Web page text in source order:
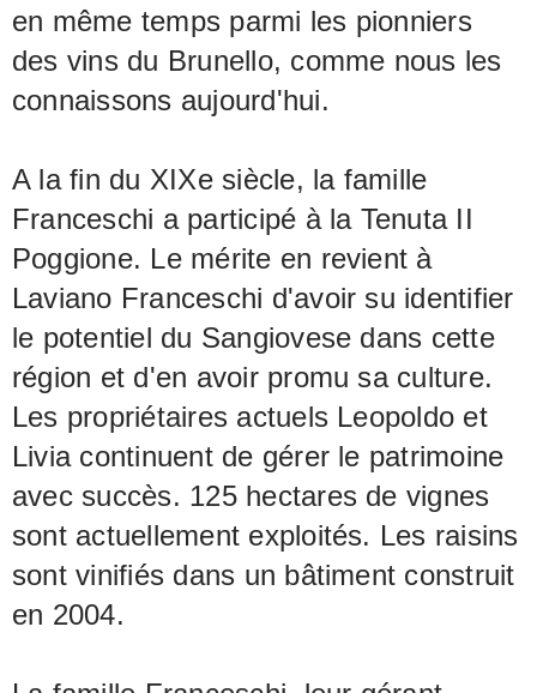
en même temps parmi les pionniers
des vins du Brunello, comme nous les
connaissons aujourd'hui.
A la fin du XIXe siècle, la famille
Franceschi a participé à la Tenuta II
Poggione. Le mérite en revient à
Laviano Franceschi d'avoir su identifier
le potentiel du Sangiovese dans cette
région et d'en avoir promu sa culture.
Les propriétaires actuels Leopoldo et
Livia continuent de gérer le patrimoine
avec succès. 125 hectares de vignes
sont actuellement exploités. Les raisins
sont vinifiés dans un bâtiment construit
en 2004.